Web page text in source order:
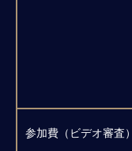
参加費（ビデオ審査）